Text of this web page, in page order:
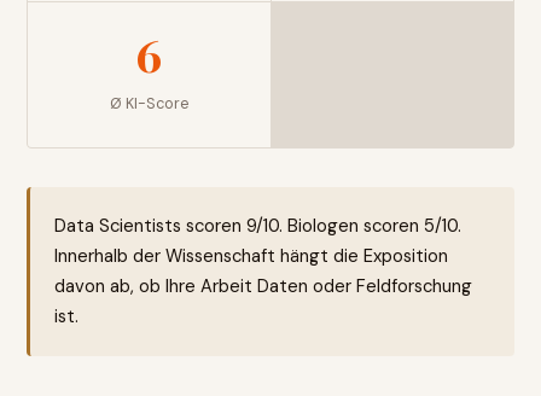
6
Ø KI-Score
Data Scientists scoren 9/10. Biologen scoren 5/10.
Innerhalb der Wissenschaft hängt die Exposition
davon ab, ob Ihre Arbeit Daten oder Feldforschung
ist.